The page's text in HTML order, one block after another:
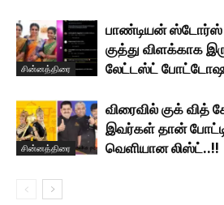
சின்னத்திரை
பாண்டியன் ஸ்டோர்ஸ்
குத்து விளக்காக
லேட்டஸ்ட்
சின்னத்திரை
விரைவில் குக் வித்
இவர்கள் தான்
வெளியான லிஸ்ட்..!!